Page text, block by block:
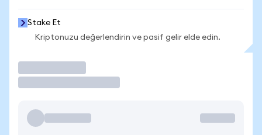
Stake Et
Kriptonuzu değerlendirin ve pasif gelir elde edin.